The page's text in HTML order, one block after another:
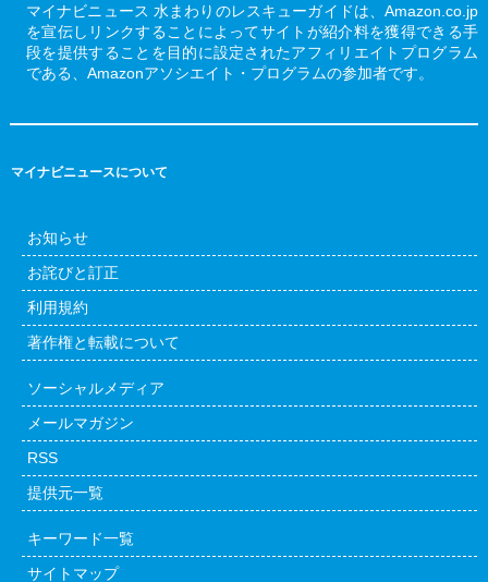
マイナビニュース 水まわりのレスキューガイドは、Amazon.co.jp
を宣伝しリンクすることによってサイトが紹介料を獲得できる手
段を提供することを目的に設定されたアフィリエイトプログラム
である、Amazonアソシエイト・プログラムの参加者です。
マイナビニュースについて
お知らせ
お詫びと訂正
利用規約
著作権と転載について
ソーシャルメディア
メールマガジン
RSS
提供元一覧
キーワード一覧
サイトマップ